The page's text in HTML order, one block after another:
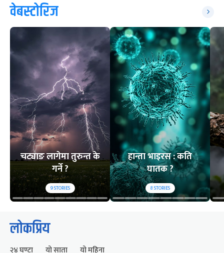
वेबस्टोरिज
चट्याङ लागेमा तुरुन्त के
गर्ने ?
9STORIES
हान्ता भाइरस : कति
घातक ?
8STORIES
लोकप्रिय
२४ घण्टा यो साता यो महिना